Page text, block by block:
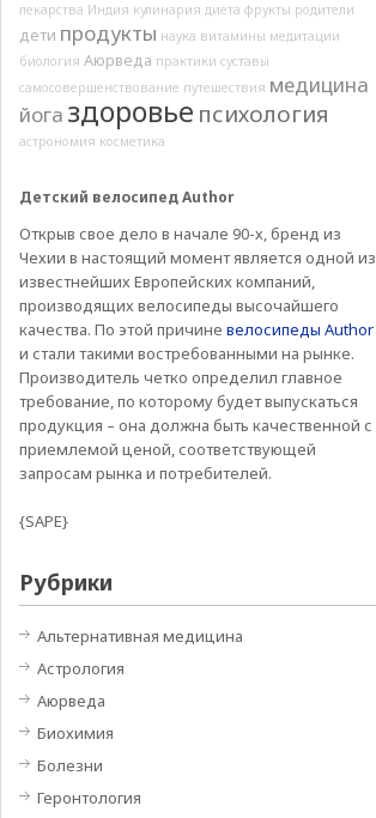
лекарства Индия кулинария диета фрукты родители
дети продукты наука витамины медитации
биология Аюрведа практики суставы
самосовершенствование путешествия медицина
йога здоровье психология
астрономия косметика
Детский велосипед Author
Открыв свое дело в начале 90-х, бренд из
Чехии в настоящий момент является одной из
известнейших Европейских компаний,
производящих велосипеды высочайшего
качества. По этой причиневелосипеды Author
и стали такими востребованными на рынке.
Производитель четко определил главное
требование, по которому будет выпускаться
продукция – она должна быть качественной с
приемлемой ценой, соответствующей
запросам рынка и потребителей.
{SAPE}
Рубрики
Альтернативная медицина
Астрология
Аюрведа
Биохимия
Болезни
Геронтология